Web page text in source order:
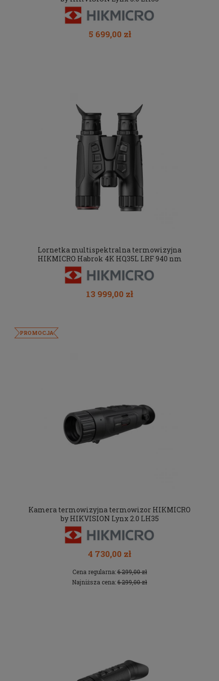
5 699,00 zł
Lornetka multispektralna termowizyjna
HIKMICRO Habrok 4K HQ35L LRF 940 nm
13 999,00 zł
Kamera termowizyjna termowizor HIKMICRO
by HIKVISION Lynx 2.0 LH35
4 730,00 zł
Cena regularna:6 299,00 zł
Najniższa cena:6 299,00 zł
PROMOCJA